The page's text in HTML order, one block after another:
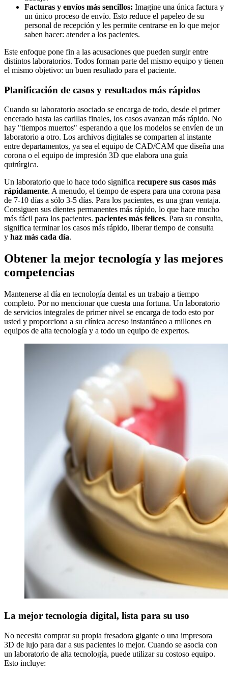
Facturas y envíos más sencillos: Imagine una única factura y
un único proceso de envío. Esto reduce el papeleo de su
personal de recepción y les permite centrarse en lo que mejor
saben hacer: atender a los pacientes.
Este enfoque pone fin a las acusaciones que pueden surgir entre
distintos laboratorios. Todos forman parte del mismo equipo y tienen
el mismo objetivo: un buen resultado para el paciente.
Planificación de casos y resultados más rápidos
Cuando su laboratorio asociado se encarga de todo, desde el primer
encerado hasta las carillas finales, los casos avanzan más rápido. No
hay "tiempos muertos" esperando a que los modelos se envíen de un
laboratorio a otro. Los archivos digitales se comparten al instante
entre departamentos, ya sea el equipo de CAD/CAM que diseña una
corona o el equipo de impresión 3D que elabora una guía
quirúrgica.
Un laboratorio que lo hace todo significa recupere sus casos más
rápidamente. A menudo, el tiempo de espera para una corona pasa
de 7-10 días a sólo 3-5 días. Para los pacientes, es una gran ventaja.
Consiguen sus dientes permanentes más rápido, lo que hace mucho
más fácil para los pacientes. pacientes más felices. Para su consulta,
significa terminar los casos más rápido, liberar tiempo de consulta
y haz más cada día.
Obtener la mejor tecnología y las mejores
competencias
Mantenerse al día en tecnología dental es un trabajo a tiempo
completo. Por no mencionar que cuesta una fortuna. Un laboratorio
de servicios integrales de primer nivel se encarga de todo esto por
usted y proporciona a su clínica acceso instantáneo a millones en
equipos de alta tecnología y a todo un equipo de expertos.
La mejor tecnología digital, lista para su uso
No necesita comprar su propia fresadora gigante o una impresora
3D de lujo para dar a sus pacientes lo mejor. Cuando se asocia con
un laboratorio de alta tecnología, puede utilizar su costoso equipo.
Esto incluye: